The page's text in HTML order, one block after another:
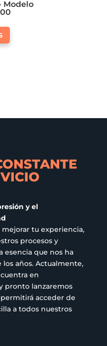
Modelo
Este
se
la
página
producto
y el
tu experiencia,
procesos y
esencia que nos ha
los años. Actualmente,
en
pronto lanzaremos
acceder de
a todos nuestros